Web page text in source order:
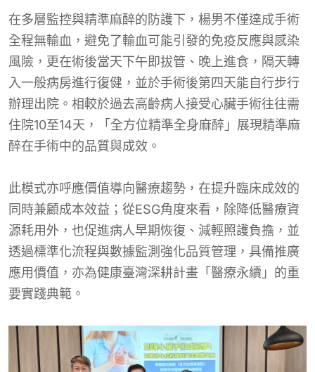
在多層監控與精準麻醉的防護下，楊男不僅達成手術
全程無輸血，避免了輸血可能引發的免疫反應與感染
風險，更在術後當天下午即拔管、晚上進食，隔天轉
入一般病房進行復健，並於手術後第四天能自行步行
辦理出院。相較於過去高齡病人接受心臟手術往往需
住院10至14天，「全方位精準全身麻醉」展現精準麻
醉在手術中的品質與成效。
此模式亦呼應價值導向醫療趨勢，在提升臨床成效的
同時兼顧成本效益；從ESG角度來看，除降低醫療資
源耗用外，也促進病人早期恢復、減輕照護負擔，並
透過標準化流程與數據監測強化品質管理，具備推廣
應用價值，亦為健康臺灣深耕計畫「醫療永續」的重
要實踐典範。